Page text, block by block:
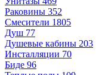
Раковины 352
Смесители 1805
Душ 77
Душевые кабины 203
Инсталляции 70
Биде 96